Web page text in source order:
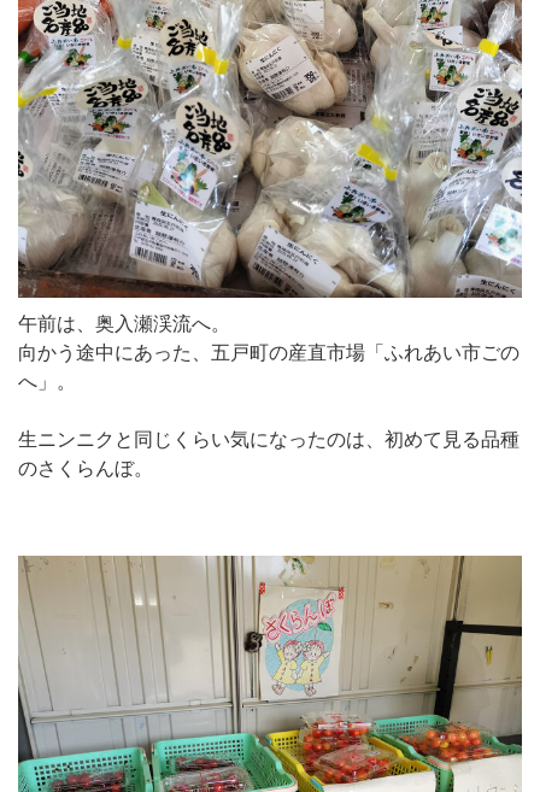
午前は、奥入瀬渓流へ。
向かう途中にあった、五戸町の産直市場「ふれあい市ごの
へ」。
生ニンニクと同じくらい気になったのは、初めて見る品種
のさくらんぼ。